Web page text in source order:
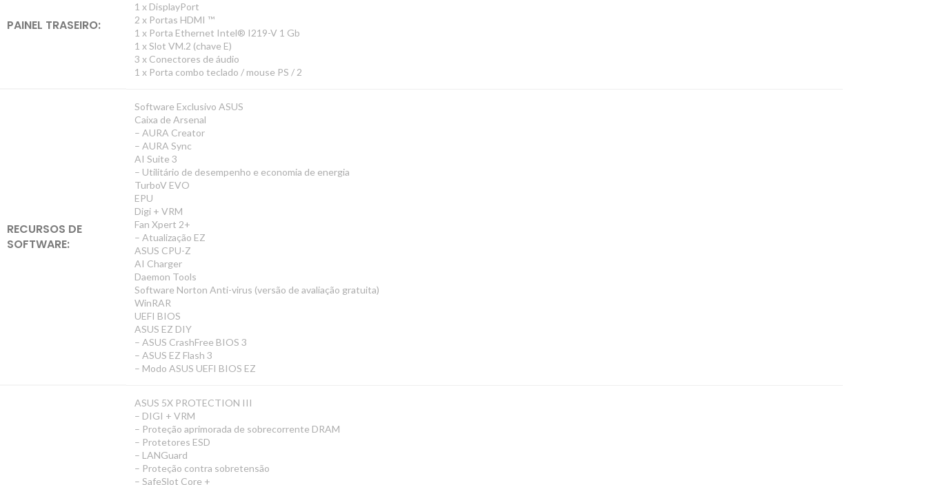
PAINEL TRASEIRO:
1 x DisplayPort
2 x Portas HDMI ™
1 x Porta Ethernet Intel® I219-V 1 Gb
1 x Slot VM.2 (chave E)
3 x Conectores de áudio
1 x Porta combo teclado / mouse PS / 2
RECURSOS DE
SOFTWARE:
Software Exclusivo ASUS
Caixa de Arsenal
– AURA Creator
– AURA Sync
AI Suite 3
– Utilitário de desempenho e economia de energia
TurboV EVO
EPU
Digi + VRM
Fan Xpert 2+
– Atualização EZ
ASUS CPU-Z
AI Charger
Daemon Tools
Software Norton Anti-virus (versão de avaliação gratuita)
WinRAR
UEFI BIOS
ASUS EZ DIY
– ASUS CrashFree BIOS 3
– ASUS EZ Flash 3
– Modo ASUS UEFI BIOS EZ
ASUS 5X PROTECTION III
– DIGI + VRM
– Proteção aprimorada de sobrecorrente DRAM
– Protetores ESD
– LANGuard
– Proteção contra sobretensão
– SafeSlot Core +